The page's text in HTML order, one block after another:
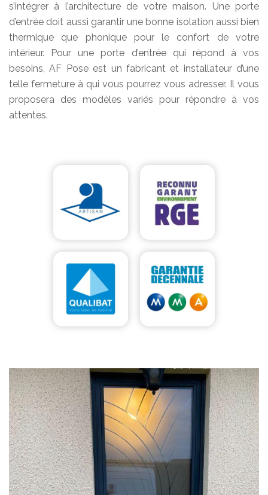
s’intégrer à l’architecture de votre maison. Une porte
d’entrée doit aussi garantir une bonne isolation aussi bien
thermique que phonique pour le confort de votre
intérieur. Pour une porte d’entrée qui répond à vos
besoins, AF Pose est un fabricant et installateur d’une
telle fermeture à qui vous pourrez vous adresser. Il vous
proposera des modèles variés pour répondre à vos
attentes.